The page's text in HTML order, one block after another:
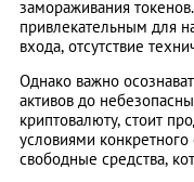
замораживания
привлекательным для
входа, отсутствие
Однако важно
активов до
криптовалюту, стоит
условиями конкретного
свободные средства,